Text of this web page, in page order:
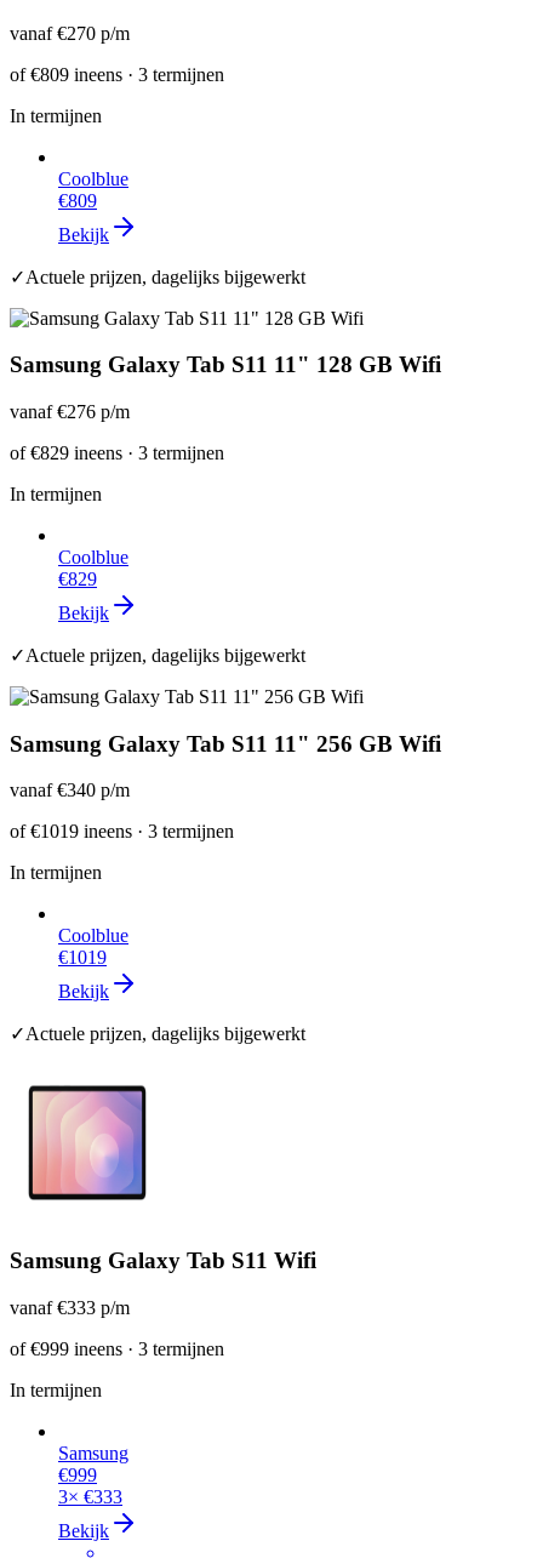
vanaf€270 p/m
of€809 ineens · 3 termijnen
In termijnen
Coolblue
€809
Bekijk
✓Actuele prijzen, dagelijks bijgewerkt
Samsung Galaxy Tab S11 11" 128 GB Wifi
vanaf€276 p/m
of€829 ineens · 3 termijnen
In termijnen
Coolblue
€829
Bekijk
✓Actuele prijzen, dagelijks bijgewerkt
Samsung Galaxy Tab S11 11" 256 GB Wifi
vanaf€340 p/m
of€1019 ineens · 3 termijnen
In termijnen
Coolblue
€1019
Bekijk
✓Actuele prijzen, dagelijks bijgewerkt
Samsung Galaxy Tab S11 Wifi
vanaf€333 p/m
of€999 ineens · 3 termijnen
In termijnen
Samsung
€999
3× €333
Bekijk